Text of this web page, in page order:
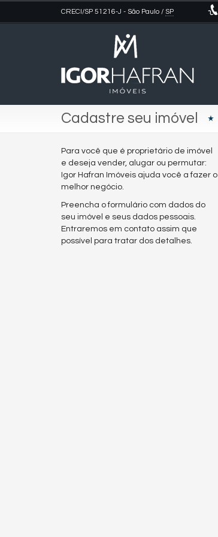
CRECI/SP 51216-J - São Paulo / SP
Cadastre seu imóvel
Para você que é proprietário de imóvel
e deseja vender, alugar ou permutar:
Igor Hafran Imóveis ajuda você a fazer o
melhor negócio.
Preencha o formulário com dados do
seu imóvel e seus dados pessoais.
Entraremos em contato assim que
possível para tratar dos detalhes.